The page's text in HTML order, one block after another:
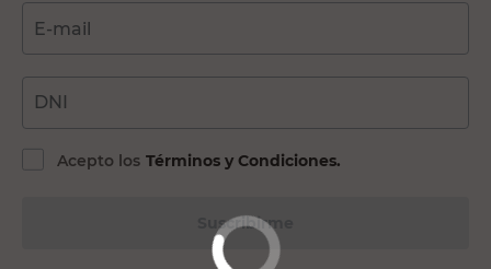
E-mail
DNI
Acepto los Términos y Condiciones.
Suscribirme